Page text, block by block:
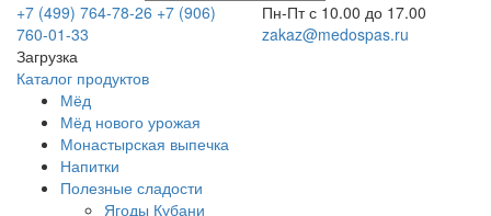
+7 (499) 764-78-26 +7 (906)
760-01-33
Пн-Пт с 10.00 до 17.00
zakaz@medospas.ru
Загрузка
Каталог продуктов
Мёд
Мёд нового урожая
Монастырская выпечка
Напитки
Полезные сладости
Ягоды Кубани